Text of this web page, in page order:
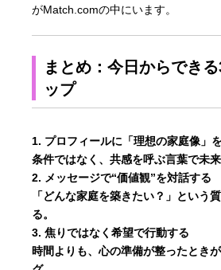
がMatch.comの中にいます。
まとめ：今日からでき
ップ
プロフィールに「理想の家庭像」
条件ではなく、共感を呼ぶ言葉で未来
メッセージで“価値観”を対話する
「どんな家庭を築きたい？」という
る。
焦りではなく希望で行動する
時間よりも、心の準備が整ったとき